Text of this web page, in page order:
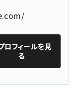
ロフィールを見
る